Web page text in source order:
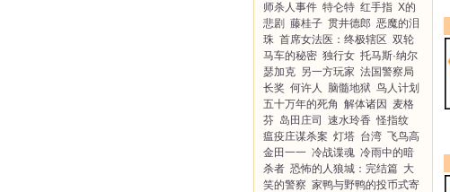
师杀人事件 特仑特 红手指 X的
悲剧 藤桂子 贯井德郎 恶魔的泪
珠 首席女法医：终极辖区 双轮
马车的秘密 独行女 托马斯·纳尔
瑟加克 另一方玩家 法国警察局
长奖 何许人 脑髓地狱 鸟人计划
五十万年的死角 解体诸因
麦格
芬 岛田庄司 速水玲香 怪指纹
瘟疫庄谋杀案 灯塔 台湾 飞鸟高
金田一一 冷战谍魂 冷雨中的暗
杀者 恐怖的人狼城：完结篇 大
笑的警察 家鸭与野鸭的投币式寄